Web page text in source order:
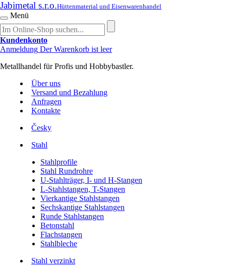
Jabimetal s.r.o.Hüttenmaterial und Eisenwarenhandel
Menü
Kundenkonto
Anmeldung Der Warenkorb ist leer
Metallhandel für Profis und Hobbybastler.
Über uns
Versand und Bezahlung
Anfragen
Kontakte
Česky
Stahl
Stahlprofile
Stahl Rundrohre
U-Stahlträger, I- und H-Stangen
L-Stahlstangen, T-Stangen
Vierkantige Stahlstangen
Sechskantige Stahlstangen
Runde Stahlstangen
Betonstahl
Flachstangen
Stahlbleche
Stahl verzinkt